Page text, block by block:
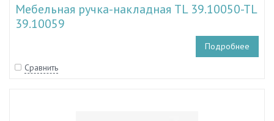
Мебельная ручка-накладная TL 39.10050-TL
39.10059
Подробнее
Сравнить